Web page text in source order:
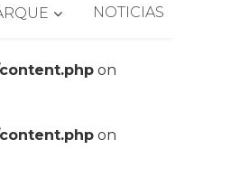
NOTICIAS
on
on